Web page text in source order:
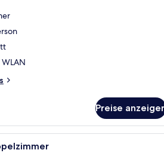
Preise
Ein Hotelzimmer mit einem